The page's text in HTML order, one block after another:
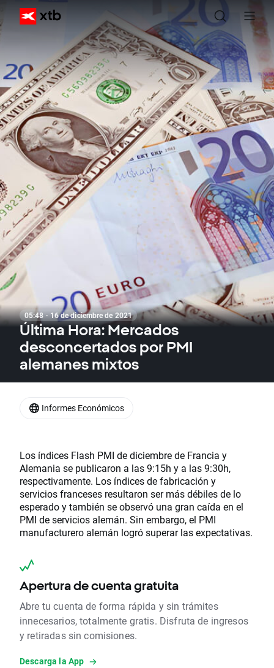
05:48 · 16 de diciembre de 2021
Última Hora: Mercados
desconcertados por PMI
alemanes mixtos
Los índices Flash PMI de diciembre de Francia y
Alemania se publicaron a las 9:15h y a las 9:30h,
respectivamente. Los índices de fabricación y
servicios franceses resultaron ser más débiles de lo
esperado y también se observó una gran caída en el
PMI de servicios alemán. Sin embargo, el PMI
manufacturero alemán logró superar las expectativas.
Apertura de cuenta gratuita
Abre tu cuenta de forma rápida y sin trámites
innecesarios, totalmente gratis. Disfruta de ingresos
y retiradas sin comisiones.
Descarga la App
Informes Económicos